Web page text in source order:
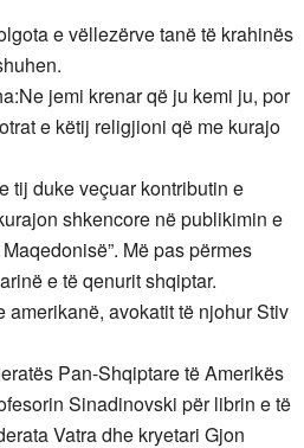
e vëllezërve tanë të krahinës
jemi krenar që ju kemi ju, por
e këtij religjioni që me kurajo
tij duke veçuar kontributin e
shkencore në publikimin e
Më pas përmes
e të qenurit shqiptar.
amerikanë, avokatit të njohur Stiv
Pan-Shqiptare të Amerikës
Sinadinovski për librin e të
Vatra dhe kryetari Gjon